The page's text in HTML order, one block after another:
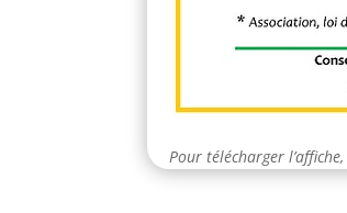
Pour télécharger l’affiche,